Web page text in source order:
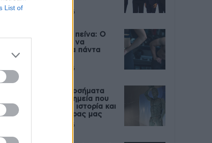
List of
27 Φεβρουαρίου 2026
Μεταπροπονητική πείνα: Ο
λόγος που θέλεις να
καταβροχθίσεις τα πάντα
μετά την άσκηση
27 Φεβρουαρίου 2026
Ωρίων – Σπάνια νοσήματα
συνδέονται με μνημεία που
διαμόρφωσαν την ιστορία και
το πνεύμα της χώρας μας
27 Φεβρουαρίου 2026